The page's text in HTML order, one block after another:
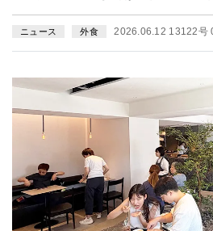
ニュース 外食 2026.06.12 13122号